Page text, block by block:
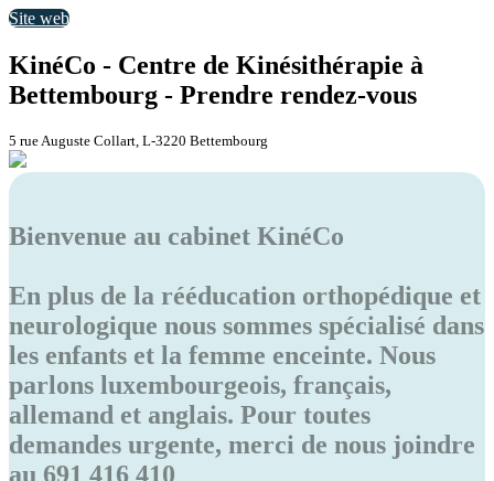
Site web
KinéCo - Centre de Kinésithérapie à
Bettembourg - Prendre rendez-vous
5 rue Auguste Collart, L-3220 Bettembourg
Bienvenue au cabinet KinéCo
En plus de la rééducation orthopédique et
neurologique nous sommes spécialisé dans
les enfants et la femme enceinte. Nous
parlons luxembourgeois, français,
allemand et anglais. Pour toutes
demandes urgente, merci de nous joindre
au 691 416 410